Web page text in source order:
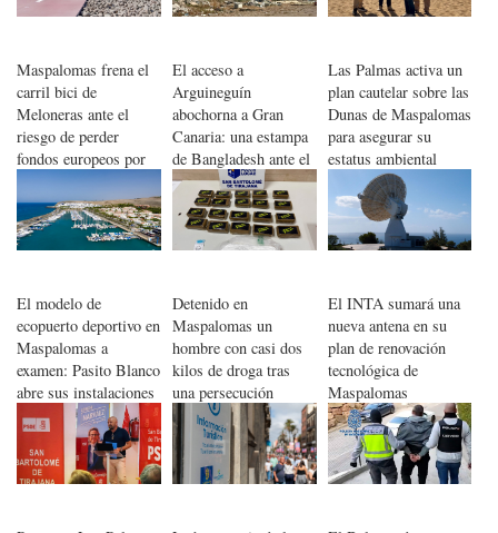
Maspalomas frena el
carril bici de
Meloneras ante el
riesgo de perder
fondos europeos por
los plazos de
ejecución
El acceso a
Arguineguín
abochorna a Gran
Canaria: una estampa
de Bangladesh ante el
Papa León XIV
Las Palmas activa un
plan cautelar sobre las
Dunas de Maspalomas
para asegurar su
estatus ambiental
El modelo de
ecopuerto deportivo en
Maspalomas a
examen: Pasito Blanco
abre sus instalaciones
al público
Detenido en
Maspalomas un
hombre con casi dos
kilos de droga tras
una persecución
policial
El INTA sumará una
nueva antena en su
plan de renovación
tecnológica de
Maspalomas